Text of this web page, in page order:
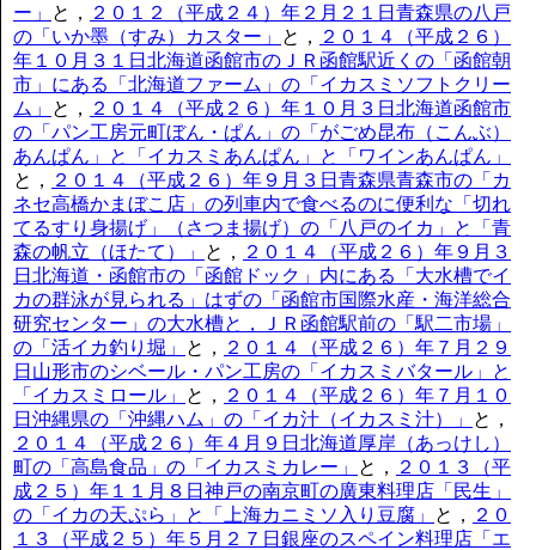
ー」
と，
２０１２（平成２４）年２月２１日青森県の八戸
の「いか墨（すみ）カスター」
と，
２０１４（平成２６）
年１０月３１日北海道函館市のＪＲ函館駅近くの「函館朝
市」にある「北海道ファーム」の「イカスミソフトクリー
ム」
と，
２０１４（平成２６）年１０月３日北海道函館市
の「パン工房元町ぼん・ぱん」の「がごめ昆布（こんぶ）
あんぱん」と「イカスミあんぱん」と「ワインあんぱん」
と，
２０１４（平成２６）年９月３日青森県青森市の「カ
ネセ高橋かまぼこ店」の列車内で食べるのに便利な「切れ
てるすり身揚げ」（さつま揚げ）の「八戸のイカ」と「青
森の帆立（ほたて）」
と，
２０１４（平成２６）年９月３
日北海道・函館市の「函館ドック」内にある「大水槽でイ
カの群泳が見られる」はずの「函館市国際水産・海洋総合
研究センター」の大水槽と，ＪＲ函館駅前の「駅二市場」
の「活イカ釣り堀」
と，
２０１４（平成２６）年７月２９
日山形市のシベール・パン工房の「イカスミバタール」と
「イカスミロール」
と，
２０１４（平成２６）年７月１０
日沖縄県の「沖縄ハム」の「イカ汁（イカスミ汁）」
と，
２０１４（平成２６）年４月９日北海道厚岸（あっけし）
町の「高島食品」の「イカスミカレー」
と，
２０１３（平
成２５）年１１月８日神戸の南京町の廣東料理店「民生」
の「イカの天ぷら」と「上海カニミソ入り豆腐」
と，
２０
１３（平成２５）年５月２７日銀座のスペイン料理店「エ